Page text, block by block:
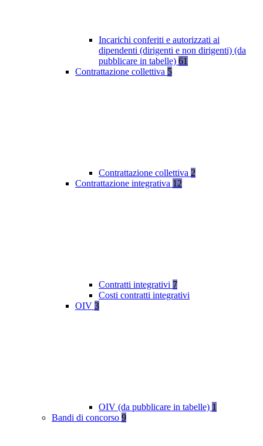
Incarichi conferiti e autorizzati ai
dipendenti (dirigenti e non dirigenti) (da
pubblicare in tabelle) 61
Contrattazione collettiva 5
Contrattazione collettiva 2
Contrattazione integrativa 12
Contratti integrativi 7
Costi contratti integrativi
OIV 3
OIV (da pubblicare in tabelle) 1
Bandi di concorso 9